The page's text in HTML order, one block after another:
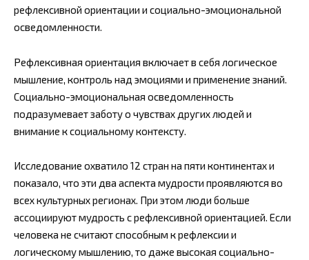
рефлексивной ориентации и социально-эмоциональной
осведомленности.
Рефлексивная ориентация включает в себя логическое
мышление, контроль над эмоциями и применение знаний.
Социально-эмоциональная осведомленность
подразумевает заботу о чувствах других людей и
внимание к социальному контексту.
Исследование охватило 12 стран на пяти континентах и
показало, что эти два аспекта мудрости проявляются во
всех культурных регионах. При этом люди больше
ассоциируют мудрость с рефлексивной ориентацией. Если
человека не считают способным к рефлексии и
логическому мышлению, то даже высокая социально-